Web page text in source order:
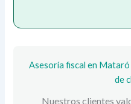
Asesoría fiscal en
de
Nuestros clientes